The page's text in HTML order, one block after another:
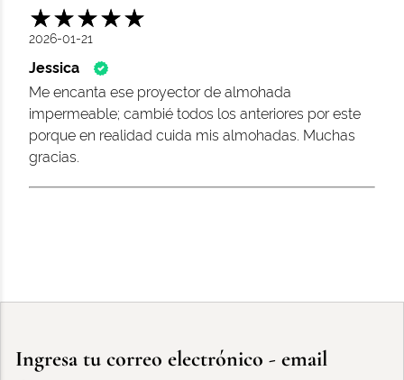
2026-01-21
Jessica
Me encanta ese proyector de almohada
impermeable; cambié todos los anteriores por este
porque en realidad cuida mis almohadas. Muchas
gracias.
Ingresa tu correo electrónico - email